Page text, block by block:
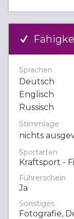
Sprachen
Deutsch
Englisch
Russisch
Stimmlage
nichts
Sportarten
Kraftsport -
Führerschein
Ja
Sonstiges
Fotografie,